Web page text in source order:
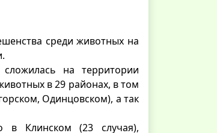
среди животных на
на территории
в 29 районах, в том
Одинцовском), а так
в Клинском (23 случая),